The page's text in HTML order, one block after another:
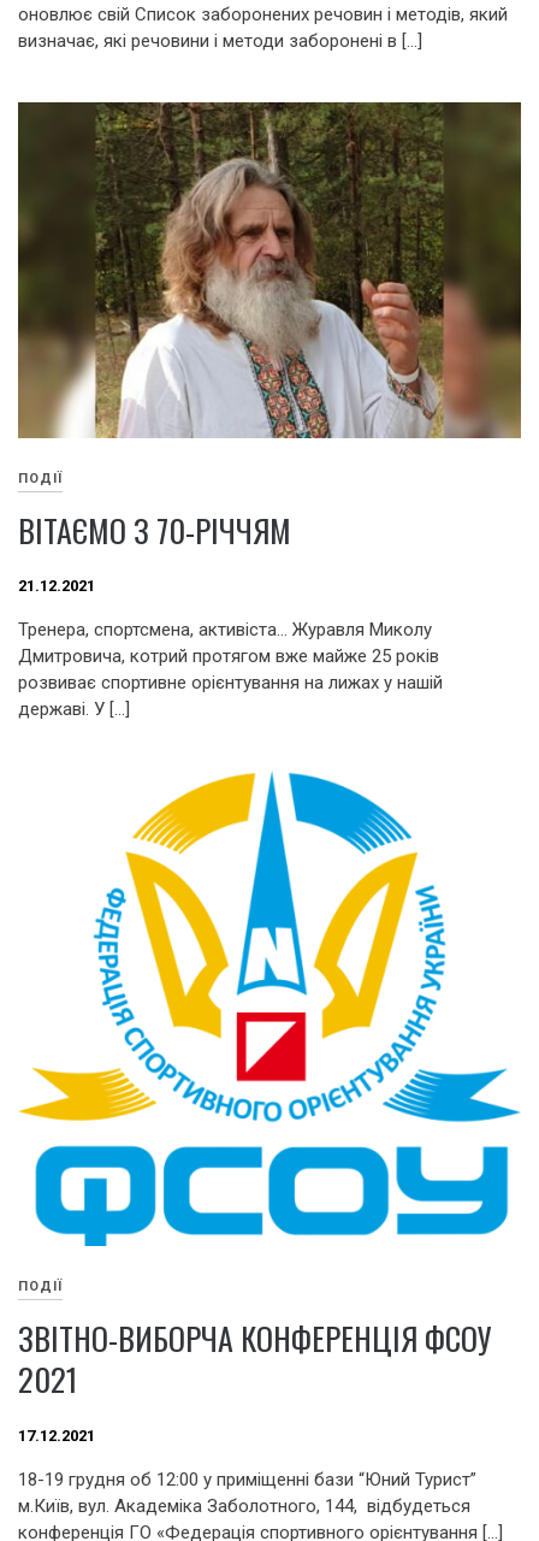
оновлює свій Список заборонених речовин і методів, який
визначає, які речовини і методи заборонені в […]
ПОДІЇ
ВІТАЄМО З 70-РІЧЧЯМ
21.12.2021
Тренера, спортсмена, активіста… Журавля Миколу
Дмитровича, котрий протягом вже майже 25 років
розвиває спортивне орієнтування на лижах у нашій
державі. У […]
ПОДІЇ
ЗВІТНО-ВИБОРЧА КОНФЕРЕНЦІЯ ФСОУ
2021
17.12.2021
18-19 грудня об 12:00 у приміщенні бази “Юний Турист”
м.Київ, вул. Академіка Заболотного, 144, відбудеться
конференція ГО «Федерація спортивного орієнтування […]